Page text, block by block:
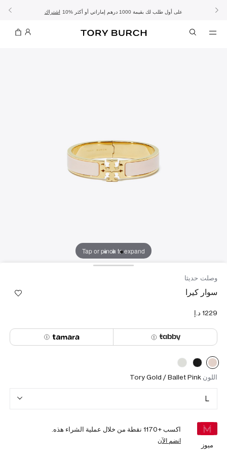
الموسم الجديد: إطلالات العملتسوّقي التشكيلة تشكيلة عيد الأضحىتسوقي اشتراك 10% على أول طلب لك بقيمة 1000 درهم إماراتي أو أكثر تفاصيل - الشحن المجاني تفاصيل - تسوق الآن واستلم في المتجر
Tap or pinch to expand
وصلت حديثا
سوار كيرا
اللون Tory Gold / Ballet Pink
L
ميوز
اكسب +1170 نقطة من خلال عملية الشراء هذه.
انضم الآن